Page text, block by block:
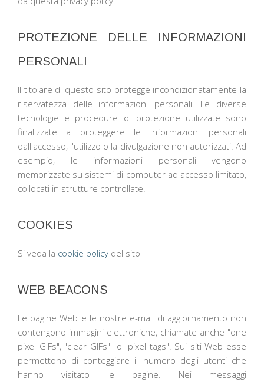
PROTEZIONE DELLE INFORMAZIONI
PERSONALI
Il titolare di questo sito protegge incondizionatamente la
riservatezza delle informazioni personali. Le diverse
tecnologie e procedure di protezione utilizzate sono
finalizzate a proteggere le informazioni personali
dall'accesso, l'utilizzo o la divulgazione non autorizzati. Ad
esempio, le informazioni personali vengono
memorizzate su sistemi di computer ad accesso limitato,
collocati in strutture controllate.
COOKIES
Si veda la cookie policy del sito
WEB BEACONS
Le pagine Web e le nostre e-mail di aggiornamento non
contengono immagini elettroniche, chiamate anche "one
pixel GIFs", "clear GIFs" o "pixel tags". Sui siti Web esse
permettono di conteggiare il numero degli utenti che
hanno visitato le pagine. Nei messaggi